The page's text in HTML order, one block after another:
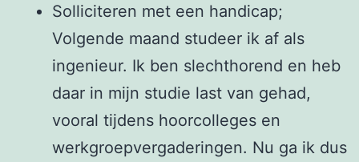
Solliciteren met een handicap;
Volgende maand studeer ik af als
ingenieur. Ik ben slechthorend en heb
daar in mijn studie last van gehad,
vooral tijdens hoorcolleges en
werkgroepvergaderingen. Nu ga ik dus